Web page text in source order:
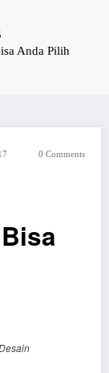
Anda Pilih
0 Comments